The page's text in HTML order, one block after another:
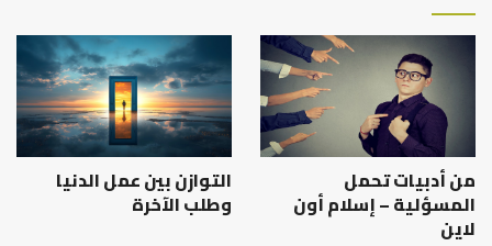
من أدبيات تحمل
المسؤلية – إسلام أون
لاين
التوازن بين عمل الدنيا
وطلب الآخرة